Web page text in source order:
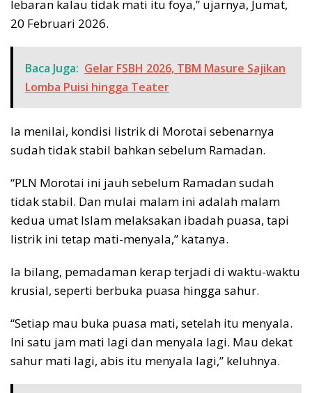
lebaran kalau tidak mati itu foya,” ujarnya, Jumat,
20 Februari 2026.
Baca Juga: Gelar FSBH 2026, TBM Masure Sajikan
Lomba Puisi hingga Teater
Ia menilai, kondisi listrik di Morotai sebenarnya
sudah tidak stabil bahkan sebelum Ramadan.
“PLN Morotai ini jauh sebelum Ramadan sudah
tidak stabil. Dan mulai malam ini adalah malam
kedua umat Islam melaksakan ibadah puasa, tapi
listrik ini tetap mati-menyala,” katanya.
Ia bilang, pemadaman kerap terjadi di waktu-waktu
krusial, seperti berbuka puasa hingga sahur.
“Setiap mau buka puasa mati, setelah itu menyala.
Ini satu jam mati lagi dan menyala lagi. Mau dekat
sahur mati lagi, abis itu menyala lagi,” keluhnya.